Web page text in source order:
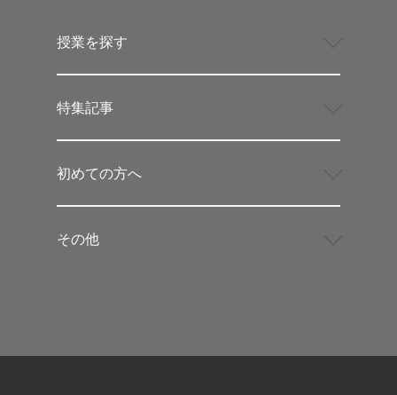
授業を探す
特集記事
初めての方へ
その他